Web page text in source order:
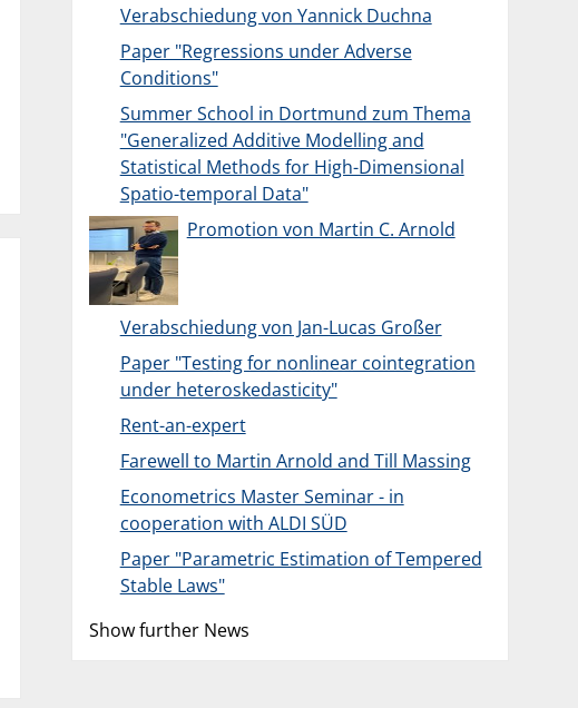
Verabschiedung von Yannick Duchna
Paper "Regressions under Adverse
Conditions"
Summer School in Dortmund zum Thema
"Generalized Additive Modelling and
Statistical Methods for High-Dimensional
Spatio-temporal Data"
Promotion von Martin C. Arnold
Verabschiedung von Jan-Lucas Großer
Paper "Testing for nonlinear cointegration
under heteroskedasticity"
Rent-an-expert
Farewell to Martin Arnold and Till Massing
Econometrics Master Seminar - in
cooperation with ALDI SÜD
Paper "Parametric Estimation of Tempered
Stable Laws"
Show further News